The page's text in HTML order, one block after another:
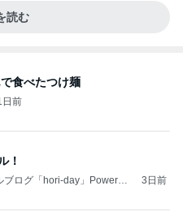
読む
食べたつけ麺
日前
！
ブログ「hori-day」Powered
3日前